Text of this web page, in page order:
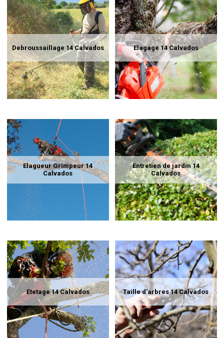
Debroussaillage 14 Calvados Elagage 14 Calvados
Elagueur Grimpeur 14
Calvados
Entretien de jardin 14
Calvados
Etetage 14 Calvados Taille d'arbres 14 Calvados